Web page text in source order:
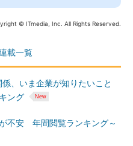
© ITmedia, Inc. All Rights Reserved.
載一覧
、いま企業が知りたいこと
ング
不安 年間閲覧ランキング～